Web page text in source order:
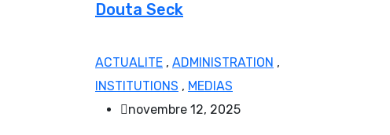
Douta Seck
ACTUALITE , ADMINISTRATION ,
INSTITUTIONS , MEDIAS
novembre 12, 2025